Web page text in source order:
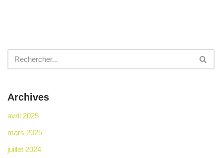
Archives
avril 2025
mars 2025
juillet 2024